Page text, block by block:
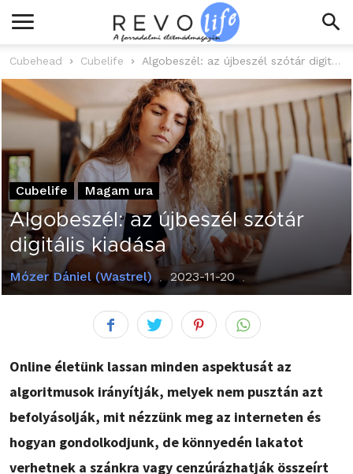
Cubehead Cubelife Algobeszél: az újbeszél szótár digitális kiadása
Cubelife Magam ura
Algobeszél: az újbeszél szótár
digitális kiadása
Mózer Dániel (Wastrel) 2023-11-20
Online életünk lassan minden aspektusát az
algoritmusok irányítják, melyek nem pusztán azt
befolyásolják, mit nézzünk meg az interneten és
hogyan gondolkodjunk, de könnyedén lakatot
verhetnek a szánkra vagy cenzúrázhatják összeírt